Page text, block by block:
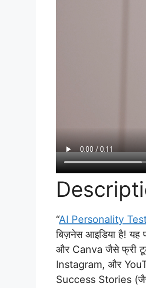
“AI Personality
बिज़नेस आइडिया है! यह
और Canva जैसे फ्री
Instagram, और
Success Stories